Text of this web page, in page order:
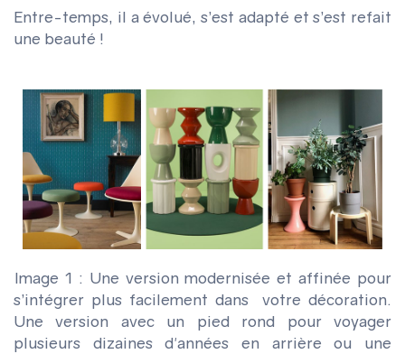
Entre-temps, il a évolué, s’est adapté et s’est refait
une beauté !
Image 1 : Une version modernisée et affinée pour
s’intégrer plus facilement dans votre décoration.
Une version avec un pied rond pour voyager
plusieurs dizaines d'années en arrière ou une